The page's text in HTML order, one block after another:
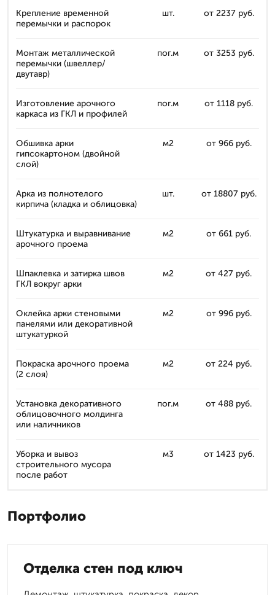
Крепление временной
перемычки и распорок
шт. от 2237 руб.
Монтаж металлической
перемычки (швеллер/
двутавр)
пог.м от 3253 руб.
Изготовление арочного
каркаса из ГКЛ и профилей
пог.м от 1118 руб.
Обшивка арки
гипсокартоном (двойной
слой)
м2 от 966 руб.
Арка из полнотелого
кирпича (кладка и облицовка)
шт. от 18807 руб.
Штукатурка и выравнивание
арочного проема
м2 от 661 руб.
Шпаклевка и затирка швов
ГКЛ вокруг арки
м2 от 427 руб.
Оклейка арки стеновыми
панелями или декоративной
штукатуркой
м2 от 996 руб.
Покраска арочного проема
(2 слоя)
м2 от 224 руб.
Установка декоративного
облицовочного молдинга
или наличников
пог.м от 488 руб.
Уборка и вывоз
строительного мусора
после работ
м3 от 1423 руб.
Портфолио
Отделка стен под ключ